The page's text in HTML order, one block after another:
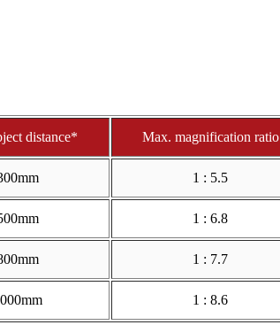
distance* Max. magnification ratio
1 : 5.5
1 : 6.8
1 : 7.7
1 : 8.6